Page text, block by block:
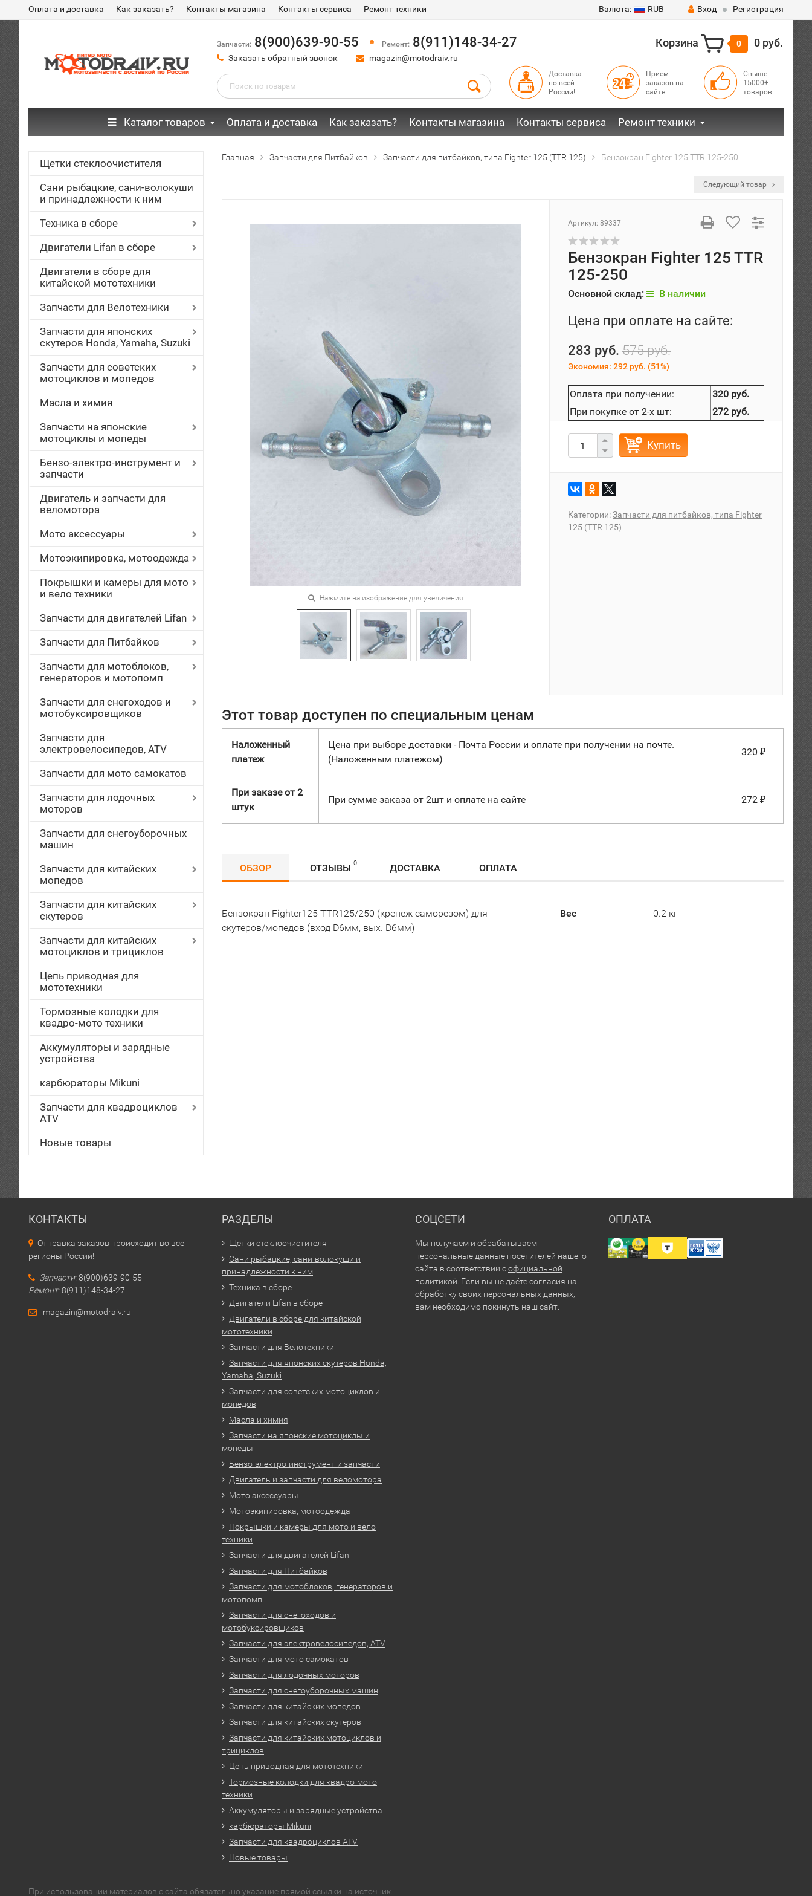
Оплата и доставка Как заказать? Контакты магазина Контакты сервиса Ремонт техники Валюта: RUB Вход Регистрация
Запчасти: 8(900)639-90-55 Ремонт: 8(911)148-34-27
Заказать обратный звонок magazin@motodraiv.ru
Корзина 0 0 руб.
Доставка
по всей
России!
Прием
заказов на
сайте
Свыше
15000+
товаров
Каталог товаров Оплата и доставка Как заказать? Контакты магазина Контакты сервиса Ремонт техники
Щетки стеклоочистителя
Сани рыбацкие, сани-волокуши
и принадлежности к ним
Техника в сборе
Двигатели Lifan в сборе
Двигатели в сборе для
китайской мототехники
Запчасти для Велотехники
Запчасти для японских
скутеров Honda, Yamaha, Suzuki
Запчасти для советских
мотоциклов и мопедов
Масла и химия
Запчасти на японские
мотоциклы и мопеды
Бензо-электро-инструмент и
запчасти
Двигатель и запчасти для
веломотора
Мото аксессуары
Мотоэкипировка, мотоодежда
Покрышки и камеры для мото
и вело техники
Запчасти для двигателей Lifan
Запчасти для Питбайков
Запчасти для мотоблоков,
генераторов и мотопомп
Запчасти для снегоходов и
мотобуксировщиков
Запчасти для
электровелосипедов, ATV
Запчасти для мото самокатов
Запчасти для лодочных
моторов
Запчасти для снегоуборочных
машин
Запчасти для китайских
мопедов
Запчасти для китайских
скутеров
Запчасти для китайских
мотоциклов и трициклов
Цепь приводная для
мототехники
Тормозные колодки для
квадро-мото техники
Аккумуляторы и зарядные
устройства
карбюраторы Mikuni
Запчасти для квадроциклов
ATV
Новые товары
Главная Запчасти для Питбайков Запчасти для питбайков, типа Fighter 125 (TTR 125) Бензокран Fighter 125 TTR 125-250
Следующий товар
Нажмите на изображение для увеличения
Артикул: 89337
Бензокран Fighter 125 TTR
125-250
Основной склад: В наличии
Цена при оплате на сайте:
283 руб. 575 руб.
Экономия: 292 руб. (51%)
Оплата при получении:
320 руб.
При покупке от 2-х шт:
272 руб.
Купить
Категории:Запчасти для питбайков, типа Fighter
125 (TTR 125)
Этот товар доступен по специальным ценам
Наложенный
платеж
Цена при выборе доставки - Почта России и оплате при получении на почте.
(Наложенным платежом)
320 ₽
При заказе от 2
штук
При сумме заказа от 2шт и оплате на сайте 272 ₽
ОБЗОР ОТЗЫВЫ 0 ДОСТАВКА ОПЛАТА
Бензокран Fighter125 TTR125/250 (крепеж саморезом) для
скутеров/мопедов (вход D6мм, вых. D6мм)
Вес 0.2 кг
КОНТАКТЫ
Отправка заказов происходит во все
регионы России!
Запчасти:8(900)639-90-55
Ремонт:8(911)148-34-27
magazin@motodraiv.ru
РАЗДЕЛЫ
Щетки стеклоочистителя
Сани рыбацкие, сани-волокуши и
принадлежности к ним
Техника в сборе
Двигатели Lifan в сборе
Двигатели в сборе для китайской
мототехники
Запчасти для Велотехники
Запчасти для японских скутеров Honda,
Yamaha, Suzuki
Запчасти для советских мотоциклов и
мопедов
Масла и химия
Запчасти на японские мотоциклы и
мопеды
Бензо-электро-инструмент и запчасти
Двигатель и запчасти для веломотора
Мото аксессуары
Мотоэкипировка, мотоодежда
Покрышки и камеры для мото и вело
техники
Запчасти для двигателей Lifan
Запчасти для Питбайков
Запчасти для мотоблоков, генераторов и
мотопомп
Запчасти для снегоходов и
мотобуксировщиков
Запчасти для электровелосипедов, ATV
Запчасти для мото самокатов
Запчасти для лодочных моторов
Запчасти для снегоуборочных машин
Запчасти для китайских мопедов
Запчасти для китайских скутеров
Запчасти для китайских мотоциклов и
трициклов
Цепь приводная для мототехники
Тормозные колодки для квадро-мото
техники
Аккумуляторы и зарядные устройства
карбюраторы Mikuni
Запчасти для квадроциклов ATV
Новые товары
СОЦСЕТИ
Мы получаем и обрабатываем
персональные данные посетителей нашего
сайта в соответствии софициальной
политикой . Если вы не даёте согласия на
обработку своих персональных данных,
вам необходимо покинуть наш сайт.
ОПЛАТА
При использовании материалов с сайта обязательно указание прямой ссылки на источник.